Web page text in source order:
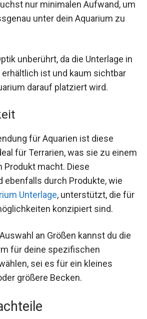
nur minimalen Aufwand, um
unter dein Aquarium zu
unberührt, da die Unterlage in
erhältlich ist und kaum sichtbar
darauf platziert wird.
für Aquarien ist diese
für Terrarien, was sie zu einem
macht. Diese
ebenfalls durch Produkte, wie
Unterlage, unterstützt, die für
konzipiert sind.
an Größen kannst du die
für deine spezifischen
sei es für ein kleines
größere Becken.